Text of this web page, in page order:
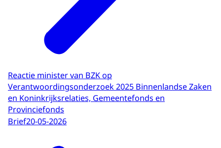
Reactie minister van BZK op
Verantwoordingsonderzoek 2025 Binnenlandse Zaken
en Koninkrijksrelaties, Gemeentefonds en
Provinciefonds
Brief20-05-2026